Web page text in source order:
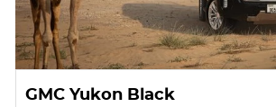
GMC Yukon Black